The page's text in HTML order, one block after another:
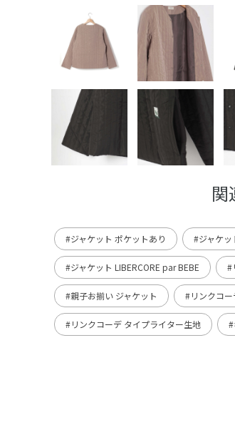
関
#ジャケット ポケットあり #ジャケ
#ジャケット LIBERCORE par BEBE #
#親子お揃い ジャケット #リンクコ
#リンクコーデ タイプライター生地 #